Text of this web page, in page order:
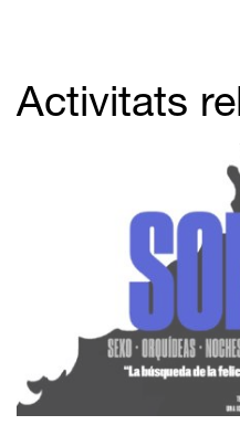
Activitats